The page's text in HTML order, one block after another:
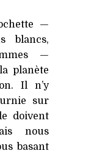
—
blancs,
—
planète
Il n’y
sur
doivent
nous
basant